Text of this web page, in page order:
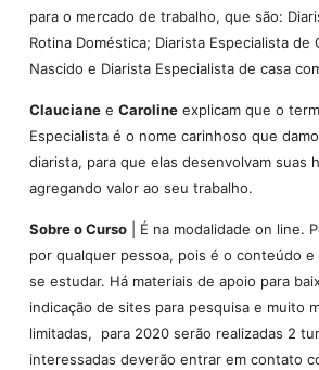
para o mercado de trabalho, que são:
Rotina Doméstica; Diarista Especialista de
Nascido e Diarista Especialista de casa
Claucianee Carolineexplicam que o
Especialista é o nome carinhoso que
diarista, para que elas desenvolvam suas
agregando valor ao seu trabalho.
Sobre o Curso| É na modalidade on line.
por qualquer pessoa, pois é o conteúdo e
se estudar. Há materiais de apoio para
indicação de sites para pesquisa e muito
limitadas, para 2020 serão realizadas 2
interessadas deverão entrar em contato